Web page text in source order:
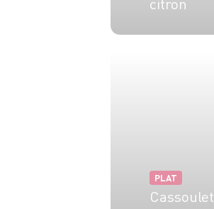
PLAT
Cassoulet